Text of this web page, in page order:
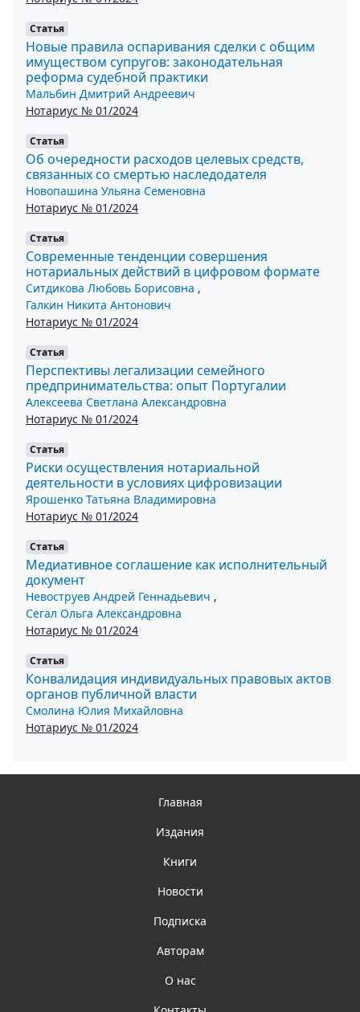
Статья
Новые правила оспаривания сделки с общим
имуществом супругов: законодательная
реформа судебной практики
Мальбин Дмитрий Андреевич
Нотариус № 01/2024
Статья
Об очередности расходов целевых средств,
связанных со смертью наследодателя
Новопашина Ульяна Семеновна
Нотариус № 01/2024
Статья
Современные тенденции совершения
нотариальных действий в цифровом формате
Ситдикова Любовь Борисовна ,
Галкин Никита Антонович
Нотариус № 01/2024
Статья
Перспективы легализации семейного
предпринимательства: опыт Португалии
Алексеева Светлана Александровна
Нотариус № 01/2024
Статья
Риски осуществления нотариальной
деятельности в условиях цифровизации
Ярошенко Татьяна Владимировна
Нотариус № 01/2024
Статья
Медиативное соглашение как исполнительный
документ
Невоструев Андрей Геннадьевич ,
Сегал Ольга Александровна
Нотариус № 01/2024
Статья
Конвалидация индивидуальных правовых актов
органов публичной власти
Смолина Юлия Михайловна
Нотариус № 01/2024
Главная
Издания
Книги
Новости
Подписка
Авторам
О нас